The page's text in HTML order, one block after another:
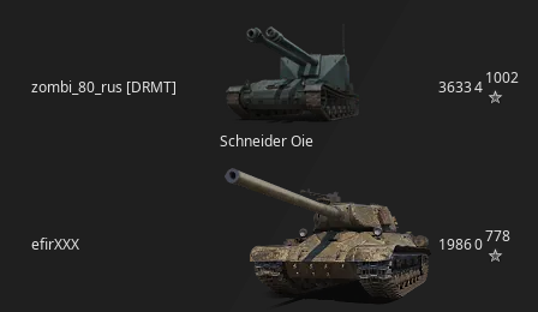
zombi_80_rus [DRMT]
Schneider Oie
363341002
efirXXX 19860778